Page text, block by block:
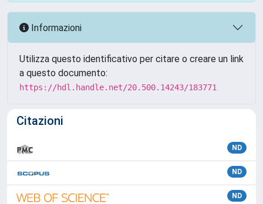
Informazioni
Utilizza questo identificativo per citare o creare un link
a questo documento:
https://hdl.handle.net/20.500.14243/183771
Citazioni
ND
ND
ND